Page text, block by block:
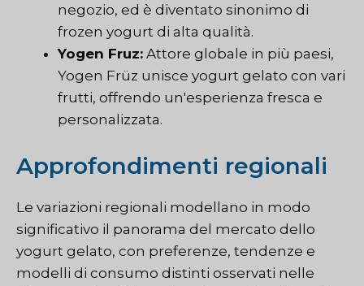
negozio, ed è diventato sinonimo di
frozen yogurt di alta qualità.
Yogen Fruz: Attore globale in più paesi,
Yogen Früz unisce yogurt gelato con vari
frutti, offrendo un'esperienza fresca e
personalizzata.
Approfondimenti regionali
Le variazioni regionali modellano in modo
significativo il panorama del mercato dello
yogurt gelato, con preferenze, tendenze e
modelli di consumo distinti osservati nelle